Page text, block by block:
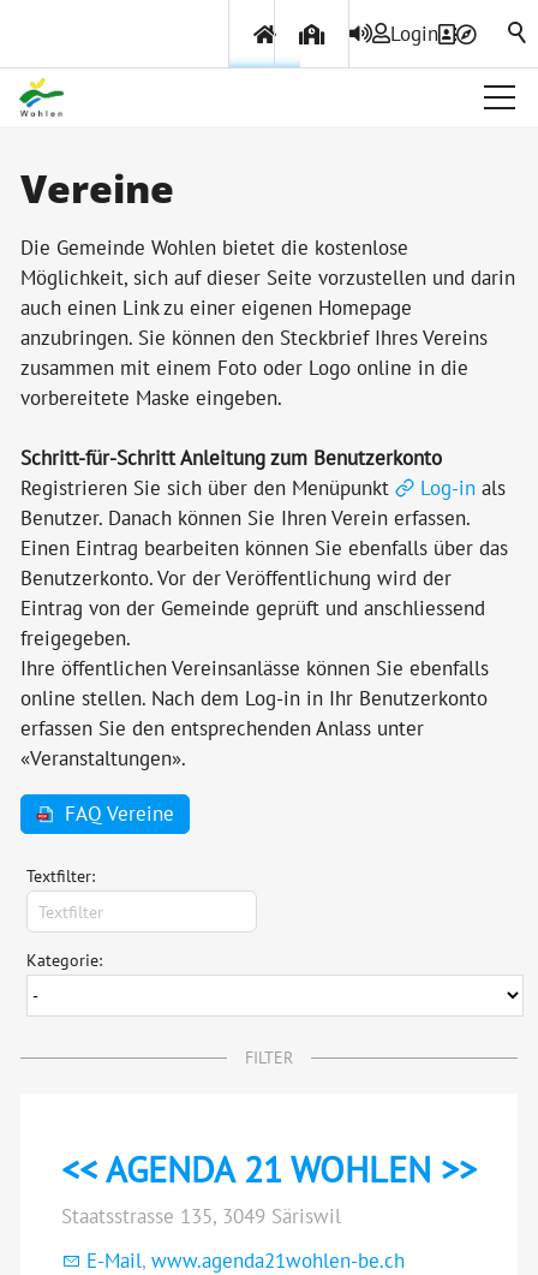
Login
Über Wohlen
Politik & Verwaltung
Themen & Services
Vereine
Die Gemeinde Wohlen bietet die kostenlose
Möglichkeit, sich auf dieser Seite vorzustellen und darin
auch einen Link zu einer eigenen Homepage
anzubringen. Sie können den Steckbrief Ihres Vereins
zusammen mit einem Foto oder Logo online in die
vorbereitete Maske eingeben.
Schritt-für-Schritt Anleitung zum Benutzerkonto
Registrieren Sie sich über den Menüpunkt
Log-in als
Benutzer. Danach können Sie Ihren Verein erfassen.
Einen Eintrag bearbeiten können Sie ebenfalls über das
Benutzerkonto. Vor der Veröffentlichung wird der
Eintrag von der Gemeinde geprüft und anschliessend
freigegeben.
Ihre öffentlichen Vereinsanlässe können Sie ebenfalls
online stellen. Nach dem Log-in in Ihr Benutzerkonto
erfassen Sie den entsprechenden Anlass unter
«Veranstaltungen».
FAQ Vereine
Textfilter:
Kategorie:
FILTER
<< AGENDA 21 WOHLEN >>
Staatsstrasse 135, 3049 Säriswil
E-Mail, www.agenda21wohlen-be.ch